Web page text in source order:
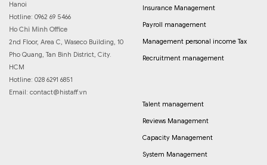
Hanoi
Hotline: 0962 69 5466
Ho Chi Minh Office
2nd Floor, Area C, Waseco Building, 10
Pho Quang, Tan Binh District, City.
HCM
Hotline: 028 6291 6851
Email: contact@histaff.vn
Insurance Management
Payroll management
Management personal income Tax
Recruitment management
Talent management
Reviews Management
Capacity Management
System Management